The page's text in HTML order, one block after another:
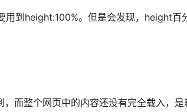
到height:100%。但是会发现，height百
而整个网页中的内容还没有完全载入，